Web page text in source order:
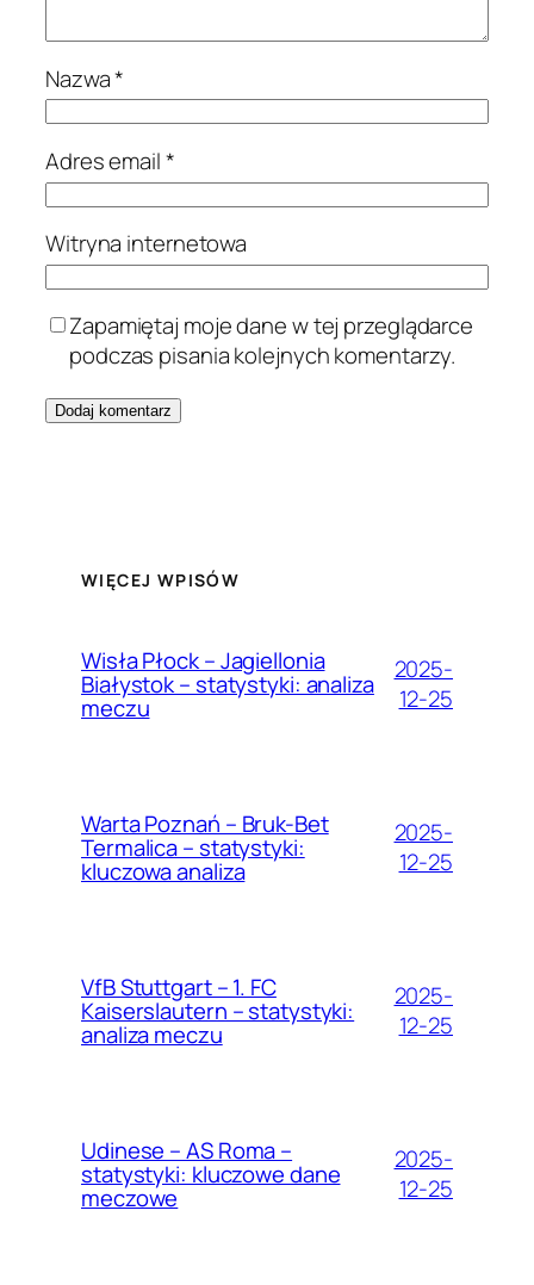
Nazwa*
Adres email*
Witryna internetowa
Zapamiętaj moje dane w tej przeglądarce
podczas pisania kolejnych komentarzy.
WIĘCEJ WPISÓW
Wisła Płock – Jagiellonia
Białystok – statystyki: analiza
meczu
2025-
12-25
Warta Poznań – Bruk-Bet
Termalica – statystyki:
kluczowa analiza
2025-
12-25
VfB Stuttgart – 1. FC
Kaiserslautern – statystyki:
analiza meczu
2025-
12-25
Udinese – AS Roma –
statystyki: kluczowe dane
meczowe
2025-
12-25